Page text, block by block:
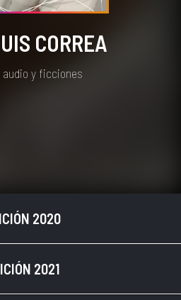
CORREA
audio y ficciones
2020
2021